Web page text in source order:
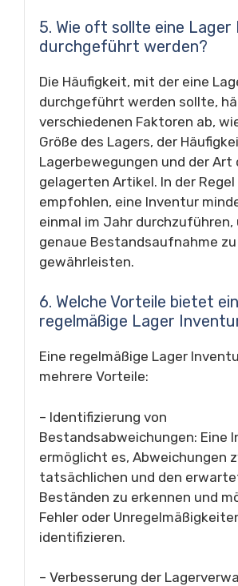
5. Wie oft sollte eine
durchgeführt werden?
Die Häufigkeit, mit der eine
durchgeführt werden sollte,
verschiedenen Faktoren ab,
Größe des Lagers, der
Lagerbewegungen und der Art
gelagerten Artikel. In der Regel
empfohlen, eine Inventur
einmal im Jahr durchzuführen,
genaue Bestandsaufnahme zu
gewährleisten.
6. Welche Vorteile bietet
regelmäßige Lager
Eine regelmäßige Lager
mehrere Vorteile:
– Identifizierung von
Bestandsabweichungen: Eine
ermöglicht es, Abweichungen
tatsächlichen und den
Beständen zu erkennen und
Fehler oder
identifizieren.
– Verbesserung der